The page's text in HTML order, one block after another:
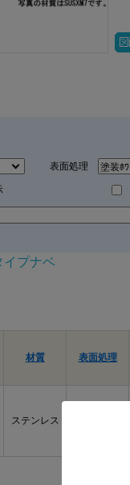
表面処理
イプナベ
材質 表面処理
ステンレス